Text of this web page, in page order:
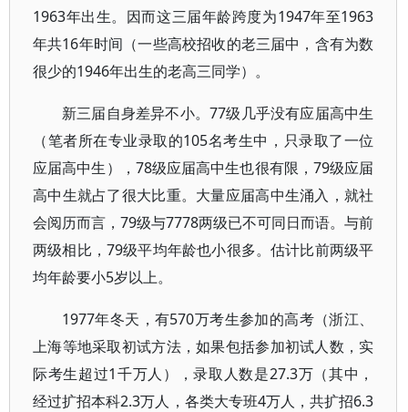
1963年出生。因而这三届年龄跨度为1947年至1963
年共16年时间（一些高校招收的老三届中，含有为数
很少的1946年出生的老高三同学）。
新三届自身差异不小。77级几乎没有应届高中生
（笔者所在专业录取的105名考生中，只录取了一位
应届高中生），78级应届高中生也很有限，79级应届
高中生就占了很大比重。大量应届高中生涌入，就社
会阅历而言，79级与7778两级已不可同日而语。与前
两级相比，79级平均年龄也小很多。估计比前两级平
均年龄要小5岁以上。
1977年冬天，有570万考生参加的高考（浙江、
上海等地采取初试方法，如果包括参加初试人数，实
际考生超过1千万人），录取人数是27.3万（其中，
经过扩招本科2.3万人，各类大专班4万人，共扩招6.3